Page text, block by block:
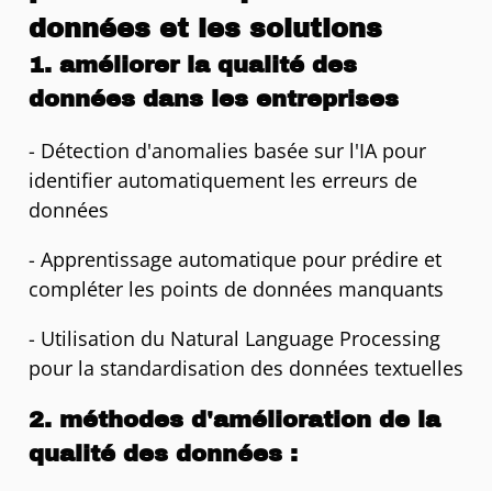
données et les solutions
1. améliorer la qualité des
données dans les entreprises
- Détection d'anomalies basée sur l'IA pour
identifier automatiquement les erreurs de
données
- Apprentissage automatique pour prédire et
compléter les points de données manquants
- Utilisation du Natural Language Processing
pour la standardisation des données textuelles
2. méthodes d'amélioration de la
qualité des données :